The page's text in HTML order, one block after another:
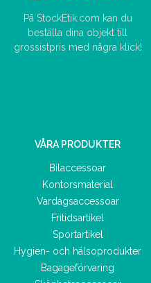
På StockEtik.com kan du
beställa dina objekt till
grossistpris med några klick!
VÅRA PRODUKTER
Bilaccessoar
Kontorsmaterial
Vardagsaccessoar
Fritidsartikel
Sportartikel
Hygien- och hälsoprodukter
Bagageförvaring